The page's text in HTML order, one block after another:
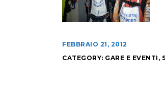
FEBBRAIO 21, 2012
CATEGORY: GARE E EVENTI ,